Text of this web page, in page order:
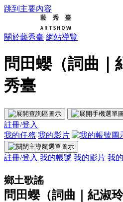
跳到主要內容
關於藝秀臺 網站導覽
問田蠳（詞曲｜
秀臺
註冊/登入
我的任務 我的影片
註冊/登入 我的帳號 我的影片 我
鄉土歌謠
問田蠳（詞曲｜紀淑玲